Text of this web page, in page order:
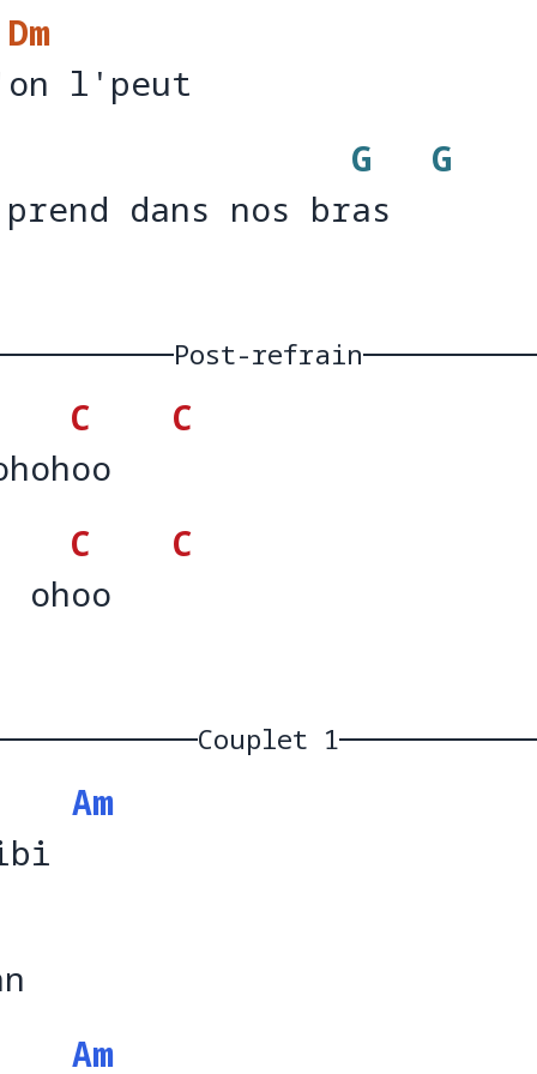
Dm
on l'peut
l'peut
dans nos br
G
as
G
dans nos bras
Post-refrain
C
oo
C
oh
C
oo
C
ohoo
Couplet 1
Am
Am